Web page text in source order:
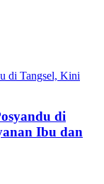
di
Ibu dan